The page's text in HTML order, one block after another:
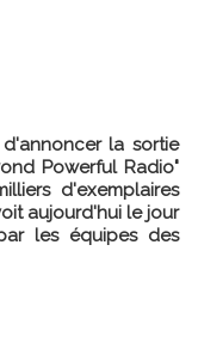
la sortie
Powerful Radio"
d'exemplaires
aujourd'hui le jour
les équipes des